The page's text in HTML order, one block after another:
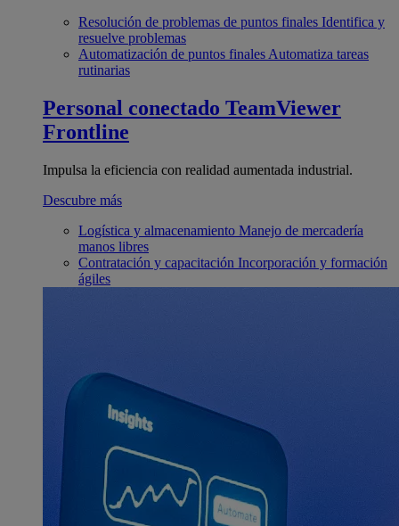
Resolución de problemas de puntos finales Identifica y
resuelve problemas
Automatización de puntos finales Automatiza tareas
rutinarias
Personal conectado TeamViewer
Frontline
Impulsa la eficiencia con realidad aumentada industrial.
Descubre más
Logística y almacenamiento Manejo de mercadería
manos libres
Contratación y capacitación Incorporación y formación
ágiles